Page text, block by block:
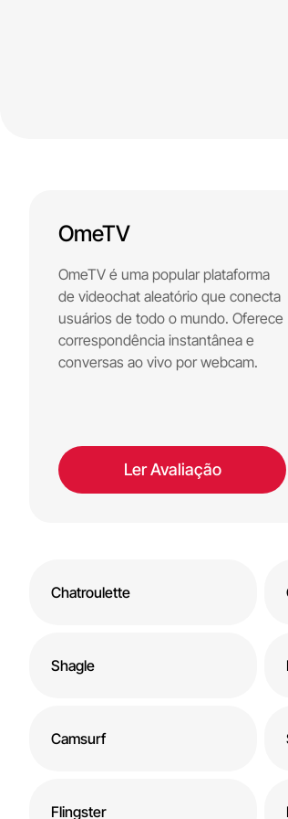
OmeTV
OmeTV é uma popular plataforma
de videochat aleatório que conecta
usuários de todo o mundo. Oferece
correspondência instantânea e
conversas ao vivo por webcam.
Ler Avaliação
Chatroulette
Shagle
Camsurf
Flingster